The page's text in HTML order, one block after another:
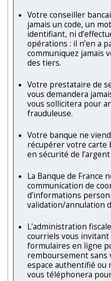
Votre conseiller
jamais un code, un
identifiant, ni
opérations : il n’en a
communiquez jamais
des tiers.
Votre prestataire de
vous demandera
vous sollicitera pour
frauduleuse.
Votre banque ne
récupérer votre carte
en sécurité de
La Banque de France
communication de
d’informations
validation/annulation
L'administration
courriels vous
formulaires en ligne
remboursement sans
espace authentifié ou
vous téléphonera